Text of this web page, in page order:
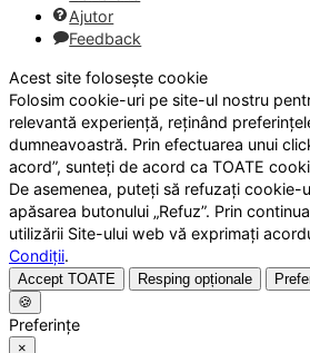
Ajutor
Feedback
Acest site folosește cookie
Folosim cookie-uri pe site-ul nostru
relevantă experiență, reținând
dumneavoastră. Prin efectuarea unui
acord”, sunteți de acord ca TOATE
De asemenea, puteți să refuzați cookie-
apăsarea butonului „Refuz”. Prin
utilizării Site-ului web vă exprimați
Condiții.
Accept TOATE Resping opționale
🍪
Preferințe
×